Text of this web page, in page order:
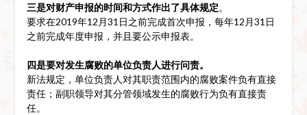
三是对财产申报的时间和方式作出了具体规定。
要求在2019年12月31日之前完成首次申报，每年12月31日
之前完成年度申报，并且要公示申报表。
四是要对发生腐败的单位负责人进行问责。
新法规定，单位负责人对其职责范围内的腐败案件负有直接
责任；副职领导对其分管领域发生的腐败行为负有直接责
任。